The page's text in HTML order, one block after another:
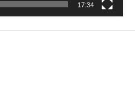
17:34